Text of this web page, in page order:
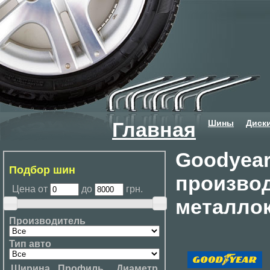
Главная Шины
Подбор шин
Цена от до грн.
Производитель
Тип авто